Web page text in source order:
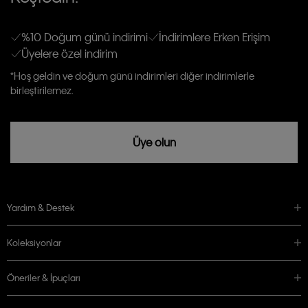
gönderileceğinin ve güncel ürün, kampanyalarla alakalı her türlü iletişim yoluyla;
Erkek
Kişiye özel ticari elektronik iletilerini almak için Açık Onay
veriyorum.
Aydınlatma Metni’niokuduğumu kabul ediyorum.
Calvin Klein tarafından kişisel verilerimin yurtdışına aktarılmasına açık
rızam vardır
%10 Doğum günü indirimi
İndirimlere Erken Erişim
Üyelere özel indirim
*Hoş geldin ve doğum günü indirimleri diğer indirimlerle
birleştirilemez.
Üye olun
Yardım & Destek
Koleksiyonlar
Öneriler & İpuçları